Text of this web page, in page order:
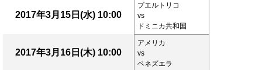
2017年3月15日(水) 10:00
プエルトリコ
vs
ドミニカ共和国
2017年3月16日(木) 10:00
アメリカ
vs
ベネズエラ